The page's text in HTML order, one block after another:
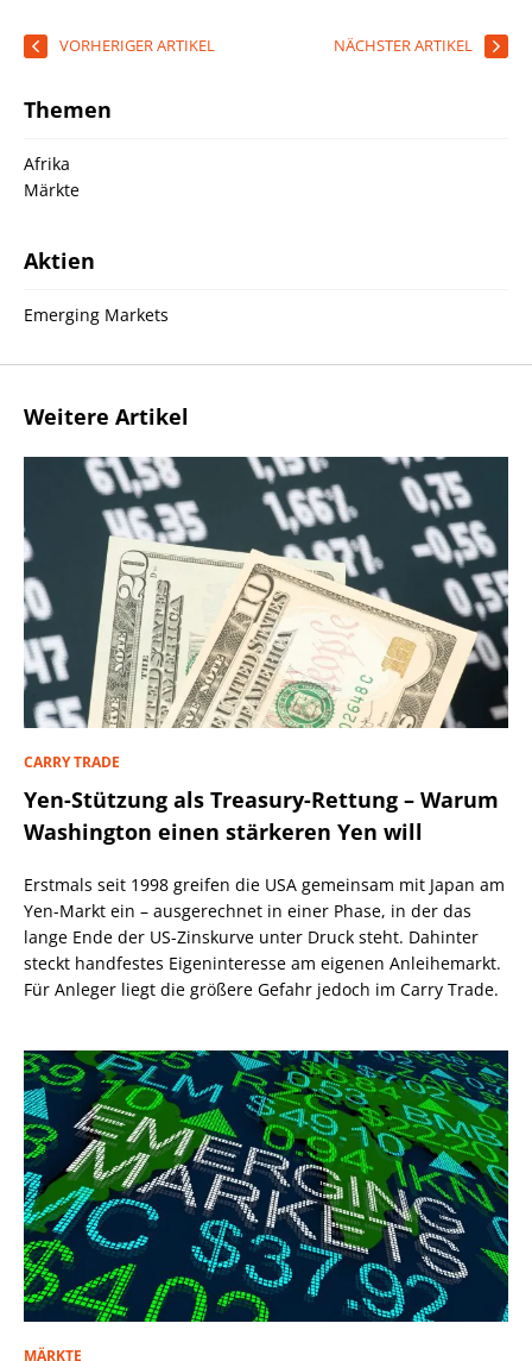
VORHERIGER ARTIKEL NÄCHSTER ARTIKEL
Themen
Afrika
Märkte
Aktien
Emerging Markets
Weitere Artikel
CARRY TRADE
Yen-Stützung als Treasury-Rettung – Warum
Washington einen stärkeren Yen will
Erstmals seit 1998 greifen die USA gemeinsam mit Japan am
Yen-Markt ein – ausgerechnet in einer Phase, in der das
lange Ende der US-Zinskurve unter Druck steht. Dahinter
steckt handfestes Eigeninteresse am eigenen Anleihemarkt.
Für Anleger liegt die größere Gefahr jedoch im Carry Trade.
MÄRKTE